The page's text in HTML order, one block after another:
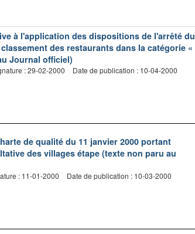
à l'application des dispositions de l'arrêté du
des restaurants dans la catégorie «
Journal officiel)
: 29-02-2000 Date de publication : 10-04-2000
de qualité du 11 janvier 2000 portant
des villages étape (texte non paru au
: 11-01-2000 Date de publication : 10-03-2000